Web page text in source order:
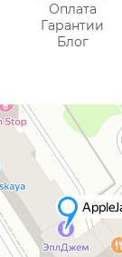
Оплата
Гарантии
Блог